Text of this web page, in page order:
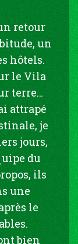
retour
un
hôtels.
le Vila
terre…
attrapé
je
jours,
du
ils
une
le
bien